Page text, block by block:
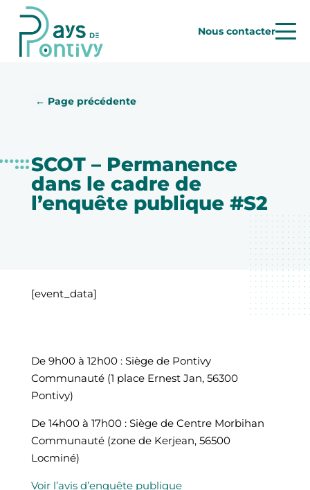
Nous contacter
← Page précédente
SCOT – Permanence
dans le cadre de
l’enquête publique #S2
[event_data]
De 9h00 à 12h00 : Siège de Pontivy
Communauté (1 place Ernest Jan, 56300
Pontivy)
De 14h00 à 17h00 : Siège de Centre Morbihan
Communauté (zone de Kerjean, 56500
Locminé)
Voir l’avis d’enquête publique